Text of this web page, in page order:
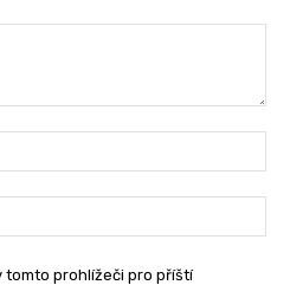
tomto prohlížeči pro příští